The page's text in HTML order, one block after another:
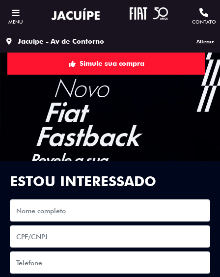
MENU CONTATO
Jacuipe - Av de Contorno Alterar
ESTOU INTERESSADO
Simule sua compra